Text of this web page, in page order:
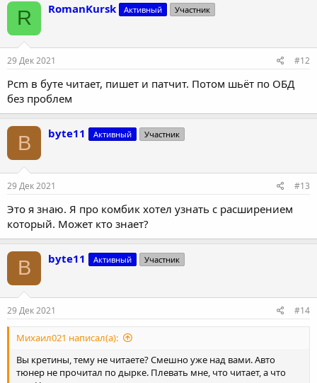
R RomanKursk Активный Участник
29 Дек 2021 #12
Pcm в буте читает, пишет и патчит. Потом шьёт по ОБД
без проблем
B byte11 Активный Участник
29 Дек 2021 #13
Это я знаю. Я про комбик хотел узнать с расширением
который. Может кто знает?
B byte11 Активный Участник
29 Дек 2021 #14
Михаил021 написал(а):
Вы кретины, тему не читаете? Смешно уже над вами. Авто
тюнер не прочитал по дырке. Плевать мне, что читает, а что